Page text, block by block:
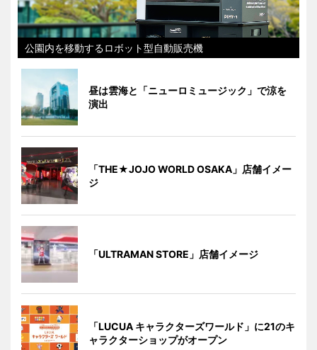
公園内を移動するロボット型自動販売機
昼は雲海と「ニューロミュージック」で涼を
演出
「THE★JOJO WORLD OSAKA」店舗イメー
ジ
「ULTRAMAN STORE」店舗イメージ
「LUCUA キャラクターズワールド」に21のキ
ャラクターショップがオープン